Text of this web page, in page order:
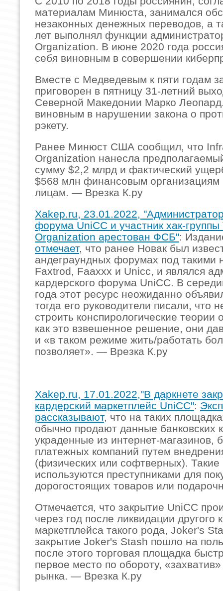
материалам Минюста, занимался
незаконных денежных переводов, а
лет выполнял функции
Organization. В июне 2020 года
себя виновным в совершении
Вместе с Медведевым к пяти годам
приговорен в пятницу 31-летний
Северной Македонии Марко
виновным в нарушении закона о
рэкету.
Ранее Минюст США сообщил, что
Organization нанесла
сумму $2,2 млрд и фактический
$568 млн финансовым организациям
лицам. — Врезка К.ру
Xakep.ru, 23.01.2022,
форума UniCC и участник хак-
Organization арестован ФСБ":
отмечает, что ранее Новак был
андеграундных форумах под такими
Faxtrod, Faaxxx и Unicc, и являлся
кардерского форума UniCC. В
года этот ресурс неожиданно
тогда его руководители писали, что
строить конспирологические теории
как это взвешенное решение, они
и «в таком режиме жить/работать
позволяет». — Врезка К.ру
Xakep.ru, 17.01.2022,"В даркнете
кардерский маркетплейс UniCC":
рассказывают, что на таких
обычно продают данные банковских
украденные из интернет-магазинов,
платежных компаний путем
(физических или софтверных).
используются преступниками для
дорогостоящих товаров или
Отмечается, что закрытие UniCC
через год после ликвидации другого
маркетплейса такого рода, Joker's
закрытие Joker's Stash пошло на
после этого торговая площадка
первое место по обороту,
рынка. — Врезка К.ру